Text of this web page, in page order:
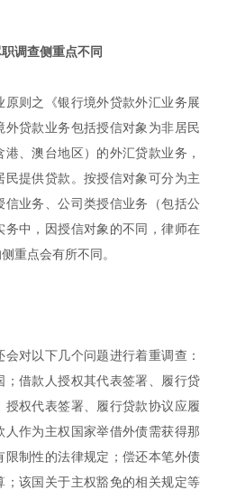
调查侧重点不同
则之《银行境外贷款外汇业务展
外贷款业务包括授信对象为非居民
、澳台地区）的外汇贷款业务，
提供贷款。按授信对象可分为主
业务、公司类授信业务（包括公
中，因授信对象的不同，律师在
重点会有所不同。
对以下几个问题进行着重调查：
借款人授权其代表签署、履行贷
权代表签署、履行贷款协议应履
作为主权国家举借外债需获得那
制性的法律规定；偿还本笔外债
该国关于主权豁免的相关规定等